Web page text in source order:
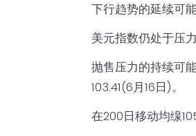
下行趋势的延续可
美元指数仍处于压
抛售压力的持续可
103.41(6月16日)。
在200日移动均缐